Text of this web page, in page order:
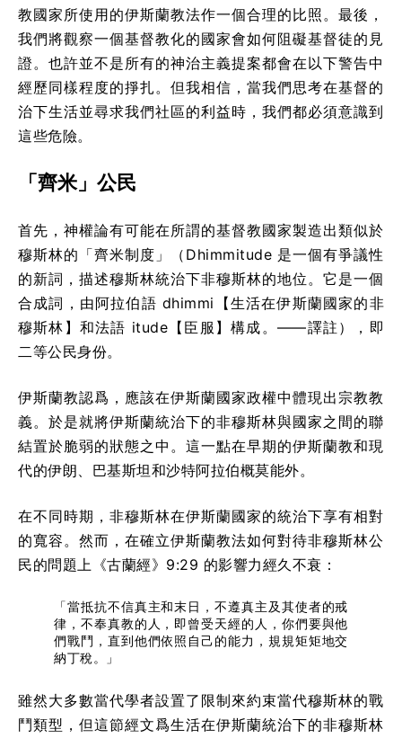
教國家所使用的伊斯蘭教法作一個合理的比照。最後，
我們將觀察一個基督教化的國家會如何阻礙基督徒的見
證。也許並不是所有的神治主義提案都會在以下警告中
經歷同樣程度的掙扎。但我相信，當我們思考在基督的
治下生活並尋求我們社區的利益時，我們都必須意識到
這些危險。
「齊米」公民
首先，神權論有可能在所謂的基督教國家製造出類似於
穆斯林的「齊米制度」（Dhimmitude 是一個有爭議性
的新詞，描述穆斯林統治下非穆斯林的地位。它是一個
合成詞，由阿拉伯語 dhimmi【生活在伊斯蘭國家的非
穆斯林】和法語 itude【臣服】構成。——譯註），即
二等公民身份。
伊斯蘭教認爲，應該在伊斯蘭國家政權中體現出宗教教
義。於是就將伊斯蘭統治下的非穆斯林與國家之間的聯
結置於脆弱的狀態之中。這一點在早期的伊斯蘭教和現
代的伊朗、巴基斯坦和沙特阿拉伯概莫能外。
在不同時期，非穆斯林在伊斯蘭國家的統治下享有相對
的寬容。然而，在確立伊斯蘭教法如何對待非穆斯林公
民的問題上《古蘭經》9:29 的影響力經久不衰：
「當抵抗不信真主和末日，不遵真主及其使者的戒
律，不奉真教的人，即曾受天經的人，你們要與他
們戰鬥，直到他們依照自己的能力，規規矩矩地交
納丁稅。」
雖然大多數當代學者設置了限制來約束當代穆斯林的戰
鬥類型，但這節經文爲生活在伊斯蘭統治下的非穆斯林